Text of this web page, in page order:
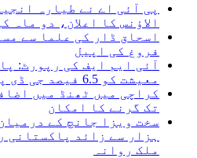
پی آئی اے نے طیارہ
الاؤنس کا اعلان، دو ماہ
اسحاق ڈار کی علما سے
فروغ کی اپیل
آئی ایم ایف کی رپورٹ:
معیشت کو 6.5 فیصد جی ڈی پی کا نقصان
تک گرنے کا امکان
ہزار سے زائد پاکستانی
ملک روانہ